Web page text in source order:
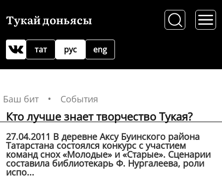
Тукай доньясы
рус
тат eng
Баш бит События
Кто лучше знает творчество Тукая?
27.04.2011 В деревне Аксу Буинского района
Татарстана состоялся конкурс с участием
команд снох «Молодые» и «Старые». Сценарии
составила библиотекарь Ф. Нургалеева, роли
испо...